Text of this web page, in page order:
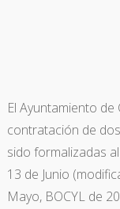
El Ayuntamiento
contratación de
sido formalizadas
13 de Junio
Mayo, BOCYL de